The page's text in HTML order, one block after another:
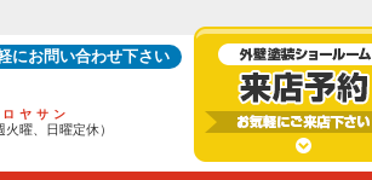
にお問い合わせ下さい
ヤサン
曜、日曜定休）